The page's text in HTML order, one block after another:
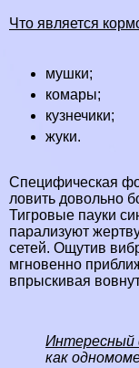
Что является
мушки;
комары;
кузнечики;
жуки.
Специфическая
ловить довольно
Тигровые пауки
парализуют
сетей. Ощутив
мгновенно
впрыскивая
Интересный
как